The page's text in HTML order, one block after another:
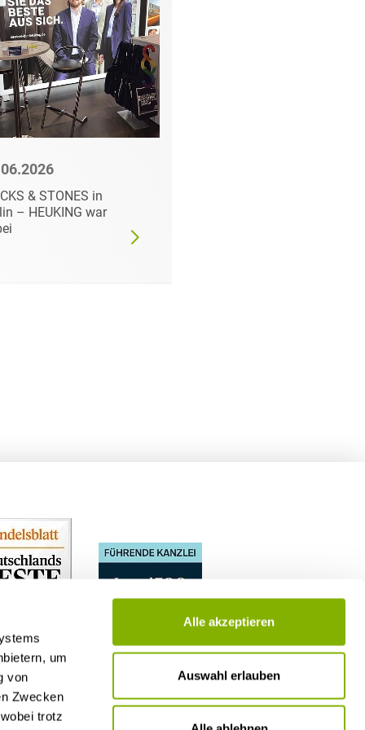
um
von
Zwecken
trotz
Alle akzeptieren
Auswahl erlauben
& STONES in
– HEUKING war